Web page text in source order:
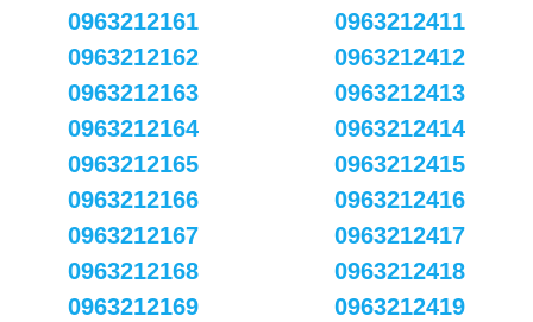
0963212161
0963212162
0963212163
0963212164
0963212165
0963212166
0963212167
0963212168
0963212169
0963212411
0963212412
0963212413
0963212414
0963212415
0963212416
0963212417
0963212418
0963212419